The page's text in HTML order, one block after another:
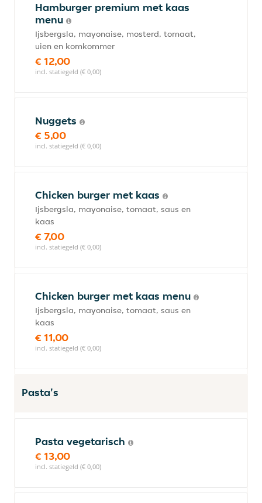
Hamburger premium met kaas
menu
Ijsbergsla, mayonaise, mosterd, tomaat,
uien en komkommer
€ 12,00
incl. statiegeld (€ 0,00)
Nuggets
€ 5,00
incl. statiegeld (€ 0,00)
Chicken burger met kaas
Ijsbergsla, mayonaise, tomaat, saus en
kaas
€ 7,00
incl. statiegeld (€ 0,00)
Chicken burger met kaas menu
Ijsbergsla, mayonaise, tomaat, saus en
kaas
€ 11,00
incl. statiegeld (€ 0,00)
Pasta's
Pasta vegetarisch
€ 13,00
incl. statiegeld (€ 0,00)